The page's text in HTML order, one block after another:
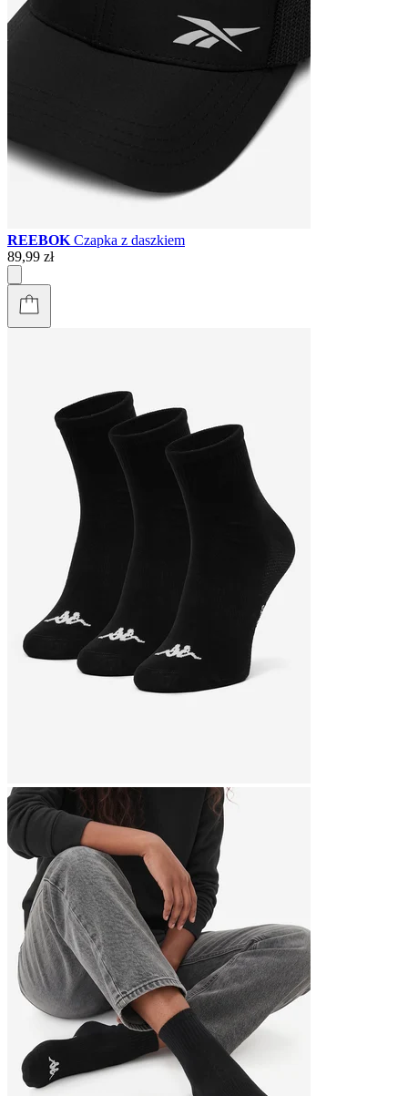
REEBOK Czapka z daszkiem
89,99 zł